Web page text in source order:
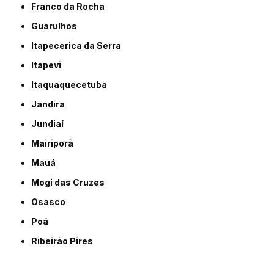
Franco da Rocha
Guarulhos
Itapecerica da Serra
Itapevi
Itaquaquecetuba
Jandira
Jundiaí
Mairiporã
Mauá
Mogi das Cruzes
Osasco
Poá
Ribeirão Pires